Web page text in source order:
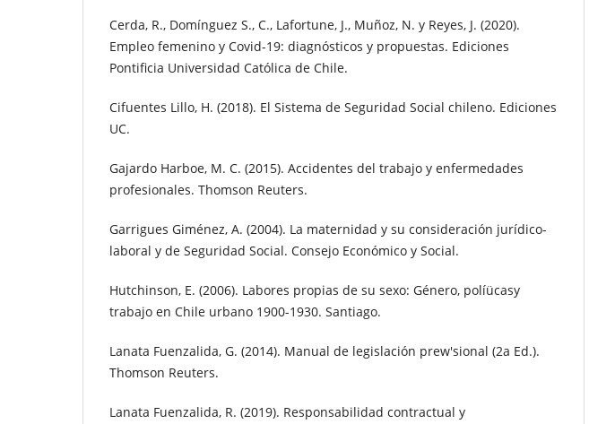
Cerda, R., Domínguez S., C., Lafortune, J., Muñoz, N. y Reyes, J. (2020).
Empleo femenino y Covid-19: diagnósticos y propuestas. Ediciones
Pontificia Universidad Católica de Chile.
Cifuentes Lillo, H. (2018). El Sistema de Seguridad Social chileno. Ediciones
UC.
Gajardo Harboe, M. C. (2015). Accidentes del trabajo y enfermedades
profesionales. Thomson Reuters.
Garrigues Giménez, A. (2004). La maternidad y su consideración jurídico-
laboral y de Seguridad Social. Consejo Económico y Social.
Hutchinson, E. (2006). Labores propias de su sexo: Género, políücasy
trabajo en Chile urbano 1900-1930. Santiago.
Lanata Fuenzalida, G. (2014). Manual de legislación prew'sional (2a Ed.).
Thomson Reuters.
Lanata Fuenzalida, R. (2019). Responsabilidad contractual y